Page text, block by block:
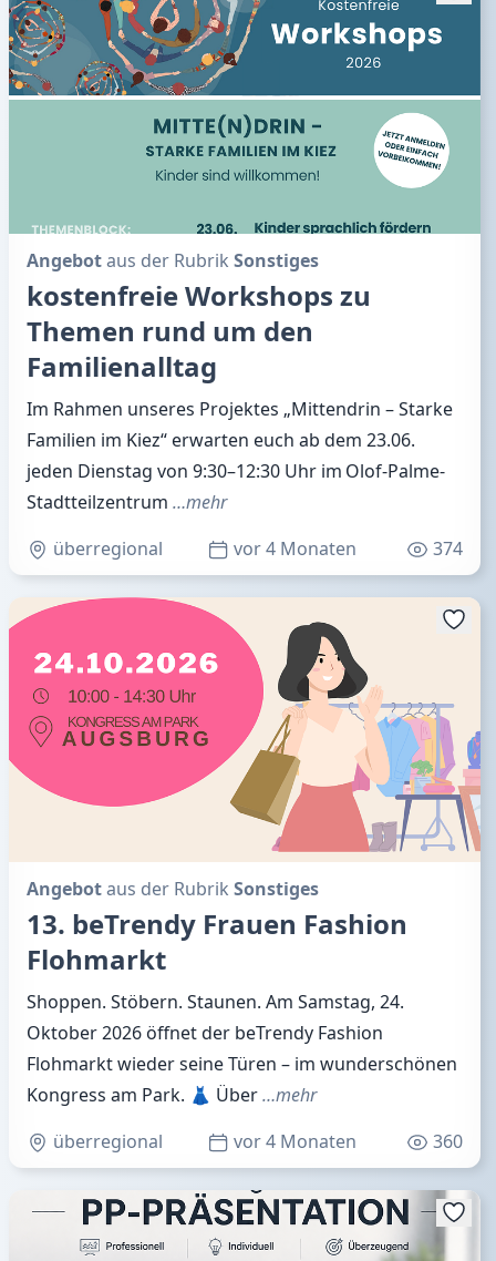
Angebotaus der Rubrik Sonstiges
kostenfreie Workshops zu
Themen rund um den
Familienalltag
Im Rahmen unseres Projektes „Mittendrin – Starke
Familien im Kiez“ erwarten euch ab dem 23.06.
jeden Dienstag von 9:30–12:30 Uhr im Olof-Palme-
Stadtteilzentrum …mehr
überregional
vor 4 Monaten 374
Angebotaus der Rubrik Sonstiges
13. beTrendy Frauen Fashion
Flohmarkt
Shoppen. Stöbern. Staunen. Am Samstag, 24.
Oktober 2026 öffnet der beTrendy Fashion
Flohmarkt wieder seine Türen – im wunderschönen
Kongress am Park. 👗 Über…mehr
überregional
vor 4 Monaten 360